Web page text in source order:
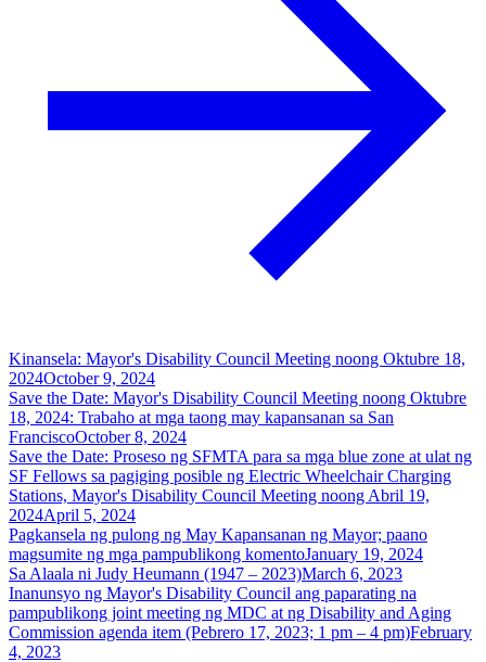
Kinansela: Mayor's Disability Council Meeting noong Oktubre 18,
2024October 9, 2024
Save the Date: Mayor's Disability Council Meeting noong Oktubre
18, 2024: Trabaho at mga taong may kapansanan sa San
FranciscoOctober 8, 2024
Save the Date: Proseso ng SFMTA para sa mga blue zone at ulat ng
SF Fellows sa pagiging posible ng Electric Wheelchair Charging
Stations, Mayor's Disability Council Meeting noong Abril 19,
2024April 5, 2024
Pagkansela ng pulong ng May Kapansanan ng Mayor; paano
magsumite ng mga pampublikong komentoJanuary 19, 2024
Sa Alaala ni Judy Heumann (1947 – 2023)March 6, 2023
Inanunsyo ng Mayor's Disability Council ang paparating na
pampublikong joint meeting ng MDC at ng Disability and Aging
Commission agenda item (Pebrero 17, 2023; 1 pm – 4 pm)February
4, 2023